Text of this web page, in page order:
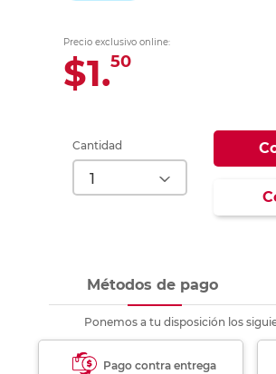
Precio exclusivo online:
$1.50
Cantidad
Métodos de pago
Ponemos a tu disposición los
Pago contra entrega